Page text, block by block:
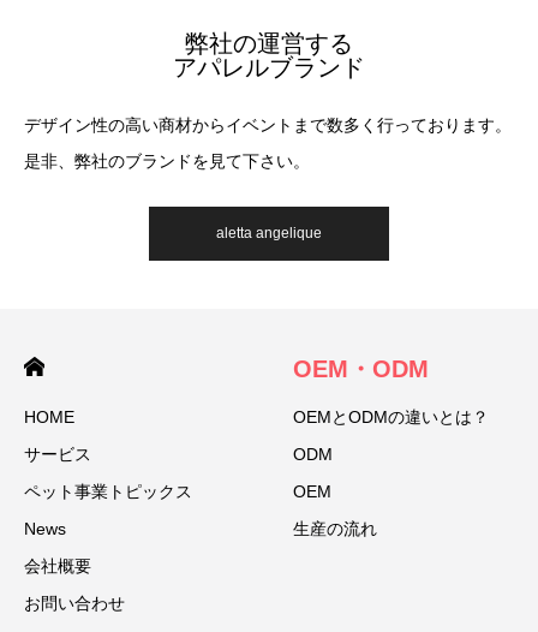
弊社の運営する
アパレルブランド
デザイン性の高い商材からイベントまで数多く行っております。
是非、弊社のブランドを見て下さい。
aletta angelique
HOME
サービス
ペット事業トピックス
News
会社概要
お問い合わせ
OEM・ODM
OEMとODMの違いとは？
ODM
OEM
生産の流れ